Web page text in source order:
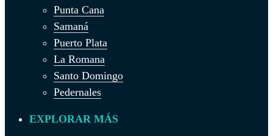
Punta Cana
Samaná
Puerto Plata
La Romana
Santo Domingo
Pedernales
EXPLORAR MÁS